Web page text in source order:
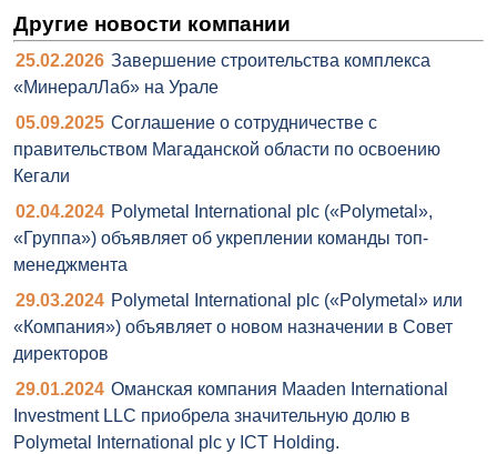
Другие новости компании
25.02.2026 Завершение строительства комплекса
«МинералЛаб» на Урале
05.09.2025 Соглашение о сотрудничестве с
правительством Магаданской области по освоению
Кегали
02.04.2024 Polymetal International plc («Polymetal»,
«Группа») объявляет об укреплении команды топ-
менеджмента
29.03.2024 Polymetal International plc («Polymetal» или
«Компания») объявляет о новом назначении в Совет
директоров
29.01.2024 Оманская компания Maaden International
Investment LLC приобрела значительную долю в
Polymetal International plc у ICT Holding.